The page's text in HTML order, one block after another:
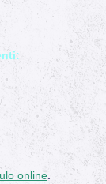
online.